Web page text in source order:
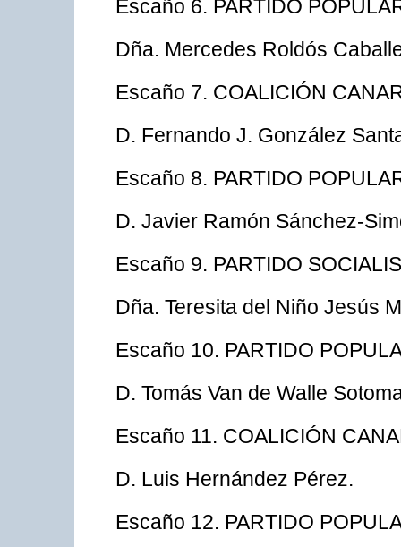
Escaño 6. PARTIDO
Dña. Mercedes Roldós
Escaño 7. COALICIÓN
D. Fernando J. González
Escaño 8. PARTIDO
D. Javier Ramón Sánchez-
Escaño 9. PARTIDO
Dña. Teresita del Niño Jesús
Escaño 10. PARTIDO
D. Tomás Van de Walle
Escaño 11. COALICIÓN
D. Luis Hernández Pérez.
Escaño 12. PARTIDO